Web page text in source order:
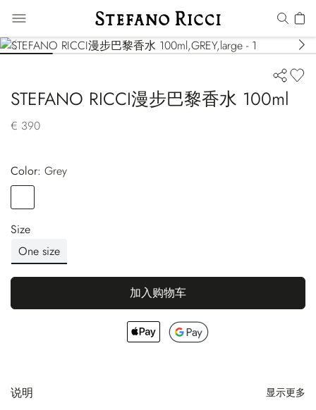
STEFANO RICCI漫步巴黎香水 100ml
€ 390
Color:
grey
Size
One size
加入购物车
说明 显示更多